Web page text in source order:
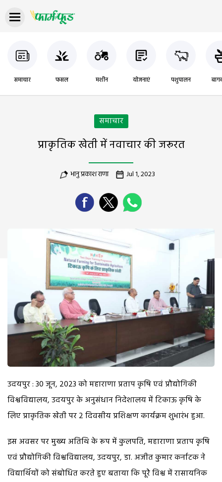
समाचार फसल मशीन योजनाएं पशुपालन
समाचार
प्राकृतिक खेती में नवाचार की जरूरत
भानु प्रकाश राणा Jul 1, 2023
उदयपुर : 30 जून, 2023 को महाराणा प्रताप कृषि एवं प्रौद्योगिकी
विश्वविद्यालय, उदयपुर के अनुसंधान निदेशालय में टिकाऊ कृषि के
लिए प्राकृतिक खेती पर 2 दिवसीय प्रशिक्षण कार्यक्रम शुभारंभ हुआ.
इस अवसर पर मुख्य अतिथि के रूप में कुलपति, महाराणा प्रताप कृषि
एवं प्रौद्योगिकी विश्वविद्यालय, उदयपुर, डा. अजीत कुमार कर्नाटक ने
विद्यार्थियों को संबोधित करते हुए बताया कि पूरेे विश्व में रासायनिक